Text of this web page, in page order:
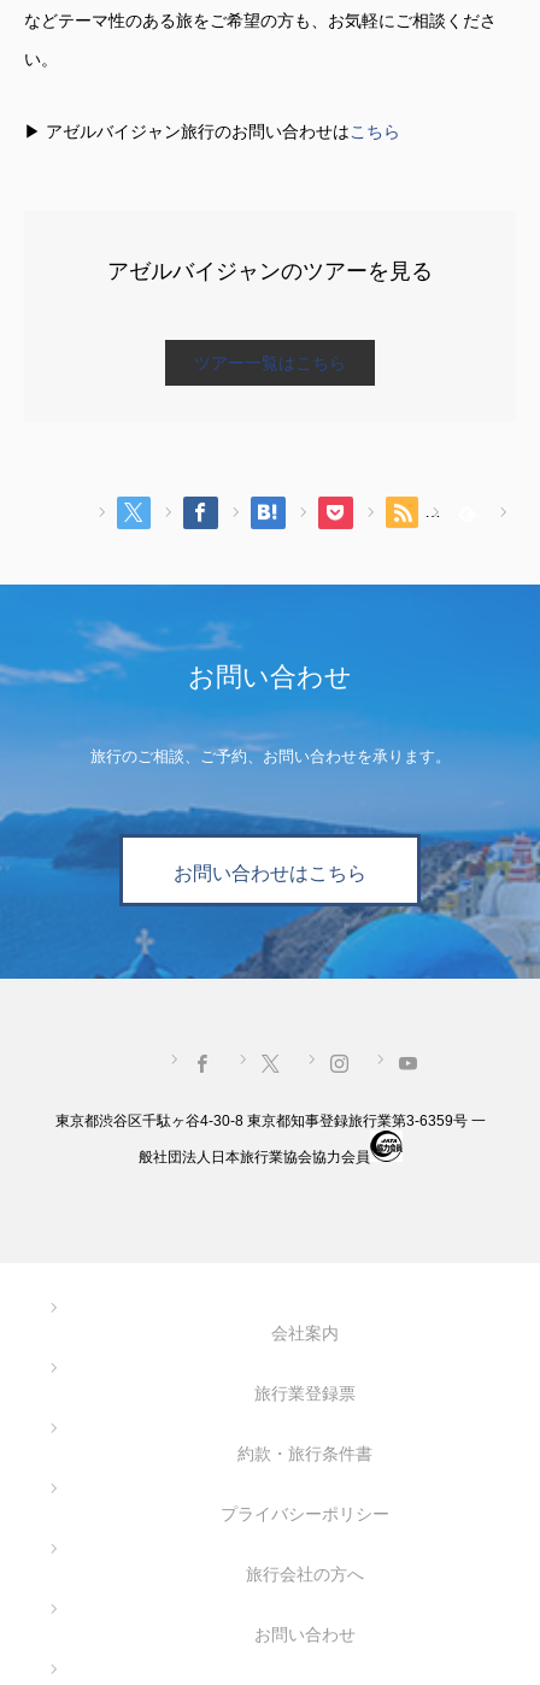
などテーマ性のある旅をご希望の方も、お気軽にご相談くださ
い。
▶ アゼルバイジャン旅行のお問い合わせはこちら
アゼルバイジャンのツアーを見る
ツアー一覧はこちら
お問い合わせ
旅行のご相談、ご予約、お問い合わせを承ります。
お問い合わせはこちら
東京都渋谷区千駄ヶ谷4-30-8 東京都知事登録旅行業第3-6359号 一
般社団法人日本旅行業協会協力会員
会社案内
旅行業登録票
約款・旅行条件書
プライバシーポリシー
旅行会社の方へ
お問い合わせ